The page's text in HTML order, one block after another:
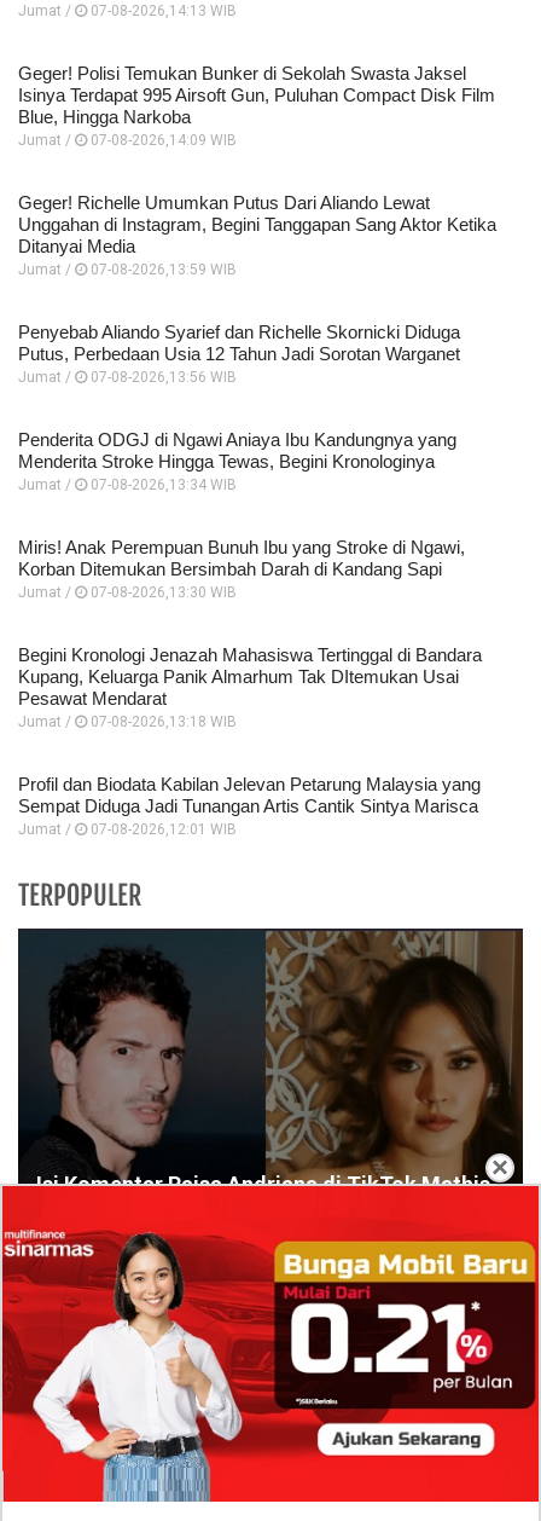
×
Jumat / 07-08-2026,14:13 WIB
Geger! Polisi Temukan Bunker di Sekolah Swasta Jaksel
Isinya Terdapat 995 Airsoft Gun, Puluhan Compact Disk Film
Blue, Hingga Narkoba
Jumat / 07-08-2026,14:09 WIB
Geger! Richelle Umumkan Putus Dari Aliando Lewat
Unggahan di Instagram, Begini Tanggapan Sang Aktor Ketika
Ditanyai Media
Jumat / 07-08-2026,13:59 WIB
Penyebab Aliando Syarief dan Richelle Skornicki Diduga
Putus, Perbedaan Usia 12 Tahun Jadi Sorotan Warganet
Jumat / 07-08-2026,13:56 WIB
Penderita ODGJ di Ngawi Aniaya Ibu Kandungnya yang
Menderita Stroke Hingga Tewas, Begini Kronologinya
Jumat / 07-08-2026,13:34 WIB
Miris! Anak Perempuan Bunuh Ibu yang Stroke di Ngawi,
Korban Ditemukan Bersimbah Darah di Kandang Sapi
Jumat / 07-08-2026,13:30 WIB
Begini Kronologi Jenazah Mahasiswa Tertinggal di Bandara
Kupang, Keluarga Panik Almarhum Tak DItemukan Usai
Pesawat Mendarat
Jumat / 07-08-2026,13:18 WIB
Profil dan Biodata Kabilan Jelevan Petarung Malaysia yang
Sempat Diduga Jadi Tunangan Artis Cantik Sintya Marisca
Jumat / 07-08-2026,12:01 WIB
TERPOPULER
Isi Komentar Raisa Andriana di TikTok Mathis
Publik?
Profil Biodata Mathis Molinié, Chef Prancis Pacar
Baru Raisa Andriana yang Kini Resmi Go Publik?
Sumber Penghasilan Asila Maisa Apa Saja? Dituding
Beli Barang Branded Pakai Uang Ayah yang Jadi
Wabup!
Dugaan Bullying: Siswa MTs Pati Kehilangan 2 Jari,